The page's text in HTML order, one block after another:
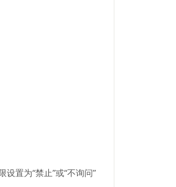
置为“禁止”或“不询问”